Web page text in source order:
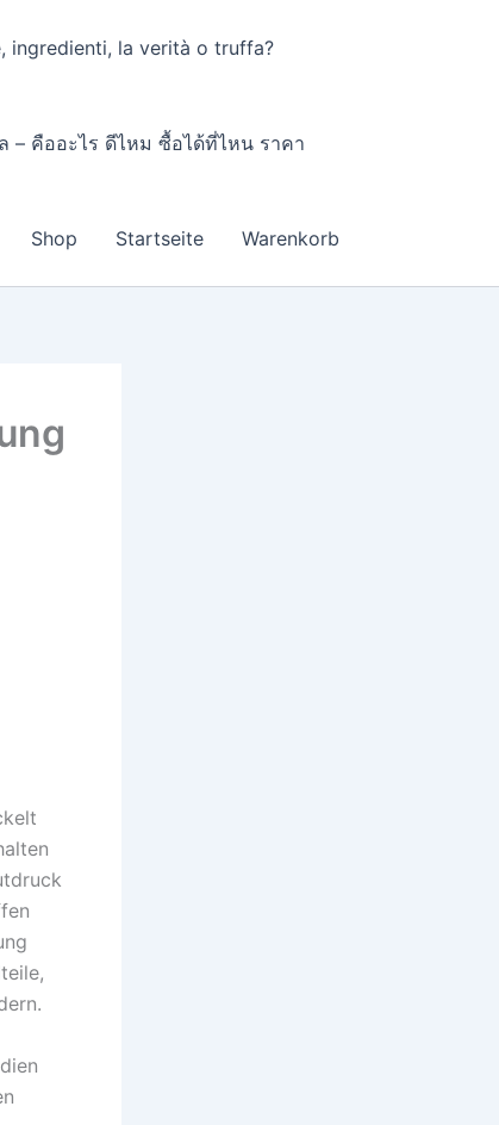
ingredienti, la verità o truffa?
– คืออะไร ดีไหม ซื้อได้ที่ไหน ราคา
Shop Startseite Warenkorb